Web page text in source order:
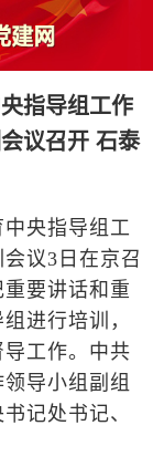
指导组工作
议召开 石泰
央指导组工
议3日在京召
要讲话和重
进行培训，
工作。中共
导小组副组
记处书记、